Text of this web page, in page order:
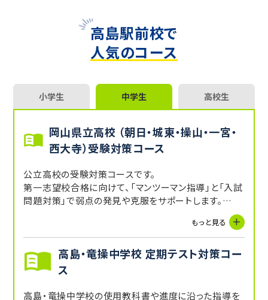
高島駅前校で
人気のコース
小学生 中学生 高校生
岡山県立高校 （朝日・城東・操山・一宮・
西大寺）受験対策コース
公立高校の受験対策コースです。
第一志望校合格に向けて、「マンツーマン指導」と「入試
問題対策」で弱点の発見や克服をサポートします。
学校の授業だけでは不十分になりがちな入試での得点
もっと見る
高島・竜操中学校 定期テスト対策コー
ス
高島・竜操中学校の使用教科書や進度に沿った指導を